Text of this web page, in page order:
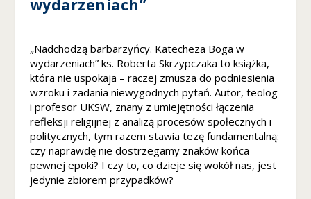
wydarzeniach”
„Nadchodzą barbarzyńcy. Katecheza Boga w
wydarzeniach” ks. Roberta Skrzypczaka to książka,
która nie uspokaja – raczej zmusza do podniesienia
wzroku i zadania niewygodnych pytań. Autor, teolog
i profesor UKSW, znany z umiejętności łączenia
refleksji religijnej z analizą procesów społecznych i
politycznych, tym razem stawia tezę fundamentalną:
czy naprawdę nie dostrzegamy znaków końca
pewnej epoki? I czy to, co dzieje się wokół nas, jest
jedynie zbiorem przypadków?
A
y
n
a
s
z
a
st
r